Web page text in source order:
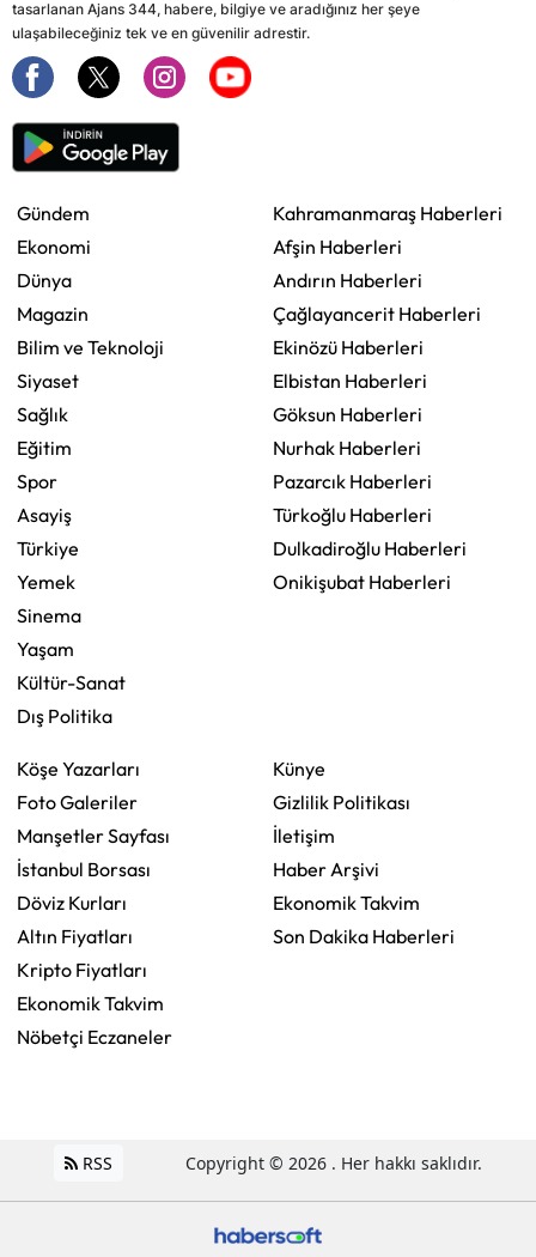
tasarlanan Ajans 344, habere, bilgiye ve aradığınız her şeye
ulaşabileceğiniz tek ve en güvenilir adrestir.
Gündem
Ekonomi
Dünya
Magazin
Bilim ve Teknoloji
Siyaset
Sağlık
Eğitim
Spor
Asayiş
Türkiye
Yemek
Sinema
Yaşam
Kültür-Sanat
Dış Politika
Kahramanmaraş Haberleri
Afşin Haberleri
Andırın Haberleri
Çağlayancerit Haberleri
Ekinözü Haberleri
Elbistan Haberleri
Göksun Haberleri
Nurhak Haberleri
Pazarcık Haberleri
Türkoğlu Haberleri
Dulkadiroğlu Haberleri
Onikişubat Haberleri
Köşe Yazarları
Foto Galeriler
Manşetler Sayfası
İstanbul Borsası
Döviz Kurları
Altın Fiyatları
Kripto Fiyatları
Ekonomik Takvim
Nöbetçi Eczaneler
Künye
Gizlilik Politikası
İletişim
Haber Arşivi
Ekonomik Takvim
Son Dakika Haberleri
RSS Copyright © 2026 . Her hakkı saklıdır.